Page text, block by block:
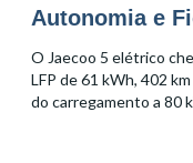
Autonomia e
O Jaecoo 5 elétrico
LFP de 61 kWh, 402
do carregamento a 80